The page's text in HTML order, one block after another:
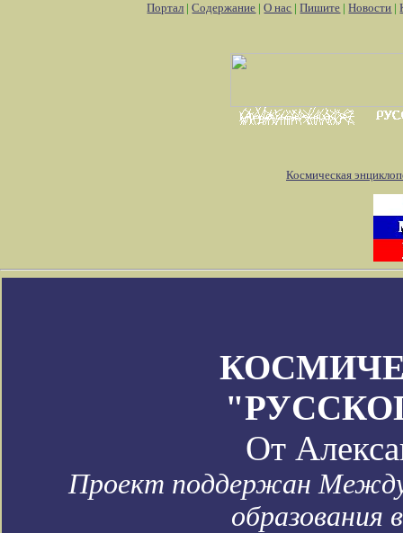
Портал |Содержание |О нас |Пишите |Новости |
Космическая
От
Проект поддержан
образования